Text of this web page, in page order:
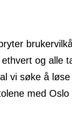
og alle
vi søke å
med